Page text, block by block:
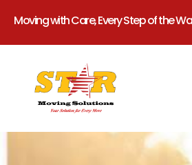
Moving with Care, Every Step of the